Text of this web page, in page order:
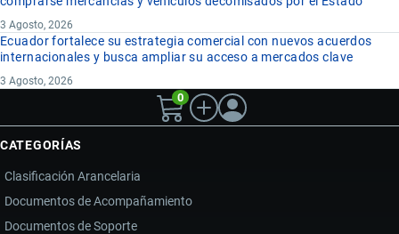
3 Agosto, 2026
Ecuador fortalece su estrategia comercial con nuevos acuerdos
internacionales y busca ampliar su acceso a mercados clave
3 Agosto, 2026
0
CATEGORÍAS
Clasificación Arancelaria
Documentos de Acompañamiento
Documentos de Soporte